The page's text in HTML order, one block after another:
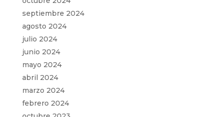
septiembre 2024
agosto 2024
julio 2024
junio 2024
mayo 2024
abril 2024
marzo 2024
febrero 2024